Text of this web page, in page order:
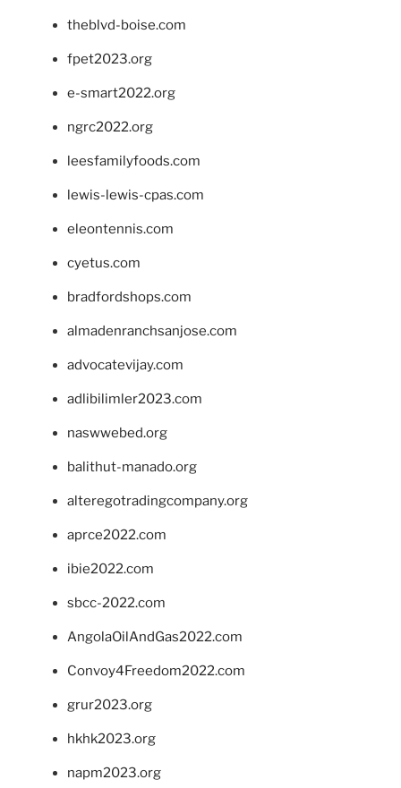
theblvd-boise.com
fpet2023.org
e-smart2022.org
ngrc2022.org
leesfamilyfoods.com
lewis-lewis-cpas.com
eleontennis.com
cyetus.com
bradfordshops.com
almadenranchsanjose.com
advocatevijay.com
adlibilimler2023.com
naswwebed.org
balithut-manado.org
alteregotradingcompany.org
aprce2022.com
ibie2022.com
sbcc-2022.com
AngolaOilAndGas2022.com
Convoy4Freedom2022.com
grur2023.org
hkhk2023.org
napm2023.org